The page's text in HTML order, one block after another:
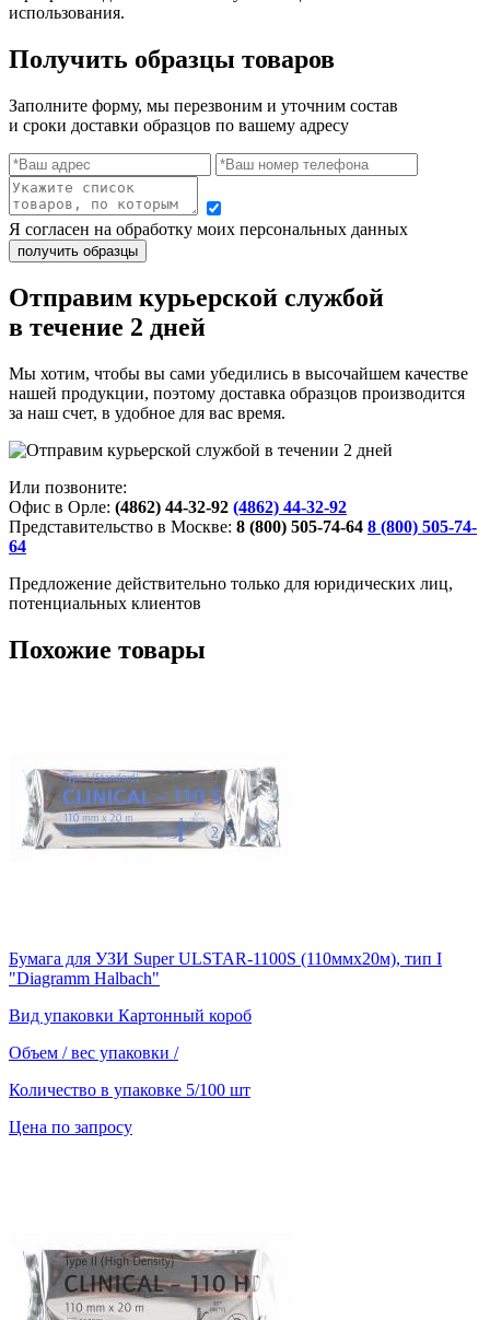
использования.
Получить образцы товаров
Заполните форму, мы перезвоним и уточним состав
и сроки доставки образцов по вашему адресу
Я согласен на обработку моих персональных данных
Отправим курьерской службой
в течение 2 дней
Мы хотим, чтобы вы сами убедились в высочайшем качестве
нашей продукции, поэтому доставка образцов производится
за наш счет, в удобное для вас время.
Или позвоните:
Офис в Орле: (4862) 44-32-92 (4862) 44-32-92
Представительство в Москве: 8 (800) 505-74-64 8 (800) 505-74-
64
Предложение действительно только для юридических лиц,
потенциальных клиентов
Похожие товары
Бумага для УЗИ Super ULSTAR-1100S (110ммх20м), тип I
"Diagramm Halbach"
Вид упаковки Картонный короб
Объем / вес упаковки /
Количество в упаковке 5/100 шт
Цена по запросу